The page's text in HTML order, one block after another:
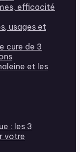
efficacité
usages et
cure de 3
et les
: les 3
votre